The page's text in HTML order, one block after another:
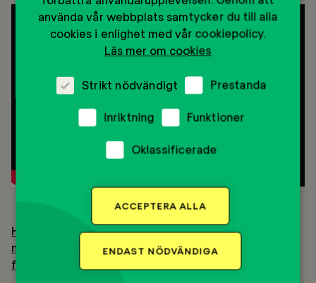
Här kan du läsa om Mentor Sveriges tidigare enkät
med ungdomar om varför de väljer att engagera sig i
frågor som rör rasism och allas lika rättigheter.
använda vår webbplats samtycker du till alla
cookies i enlighet med vår cookiepolicy.
Läs mer om cookies
Strikt nödvändigt Prestanda
Inriktning Funktioner
Oklassificerade
ACCEPTERA ALLA
ENDAST NÖDVÄNDIGA